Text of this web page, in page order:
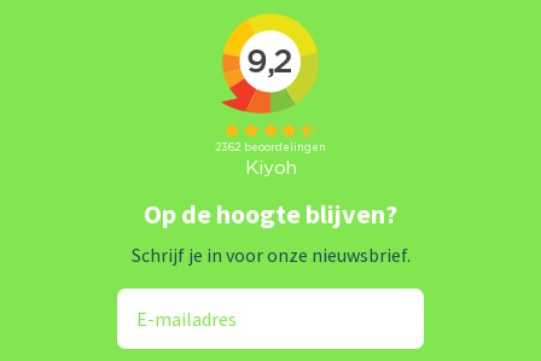
Op de hoogte blijven?
Schrijf je in voor onze nieuwsbrief.